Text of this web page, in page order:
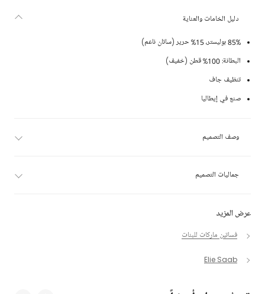
عرض المزيد
فساتين ماركات للبنات
Elie Saab
دليل الخامات والعناية
85% بوليستر، 15% حرير (ساتان ناعم)
البطانة: 100% قطن (خفيف)
تنظيف جاف
صنع في إيطاليا
وصف التصميم
جماليات التصميم